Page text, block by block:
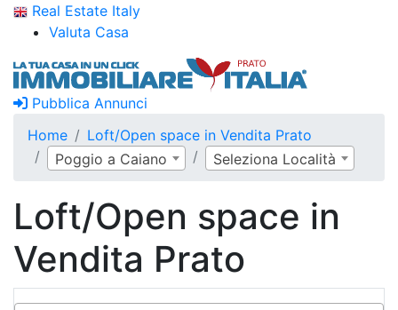
Real Estate Italy
Valuta Casa
Pubblica Annunci
Home
Loft/Open space in Vendita Prato
Poggio a Caiano
Seleziona Località
Loft/Open space in
Vendita Prato